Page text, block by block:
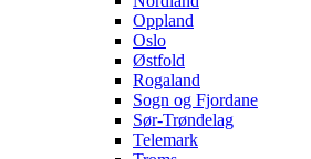
Oppland
Oslo
Østfold
Rogaland
Sogn og Fjordane
Sør-Trøndelag
Telemark